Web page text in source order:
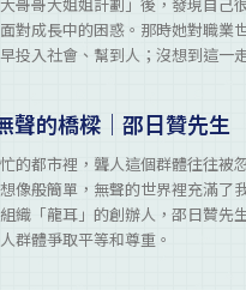
對成長中的困惑。那時她對職業
投入社會、幫到人；沒想到這一
聲的橋樑｜邵日贊先生
的都市裡，聾人這個群體往往被
像般簡單，無聲的世界裡充滿了
織「龍耳」的創辦人，邵日贊先
群體爭取平等和尊重。